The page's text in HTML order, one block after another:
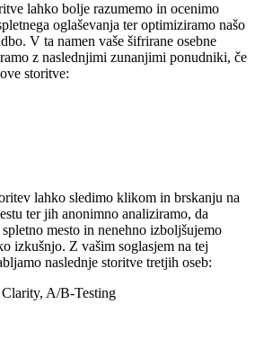
lahko bolje razumemo in ocenimo
oglaševanja ter optimiziramo našo
V ta namen vaše šifrirane osebne
z naslednjimi zunanjimi ponudniki, če
storitve:
lahko sledimo klikom in brskanju na
ter jih anonimno analiziramo, da
mesto in nenehno izboljšujemo
izkušnjo. Z vašim soglasjem na tej
naslednje storitve tretjih oseb:
A/B-Testing